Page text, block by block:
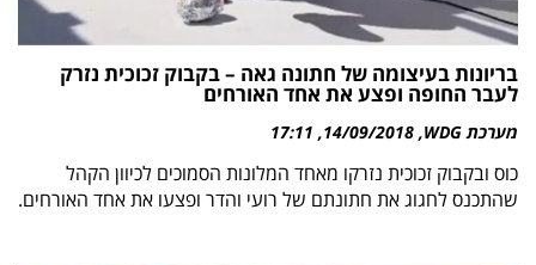
בריונות בעיצומה של חתונה גאה – בקבוק זכוכית נזרק
לעבר החופה ופצע את אחד האורחים
מערכת WDG 14/09/2018
17:11
כוס ובקבוק זכוכית נזרקו מאחד המלונות הסמוכים לכיוון הקהל
שהתכנס לחגוג את חתונתם של רועי והדר ופצעו את אחד האורחים.